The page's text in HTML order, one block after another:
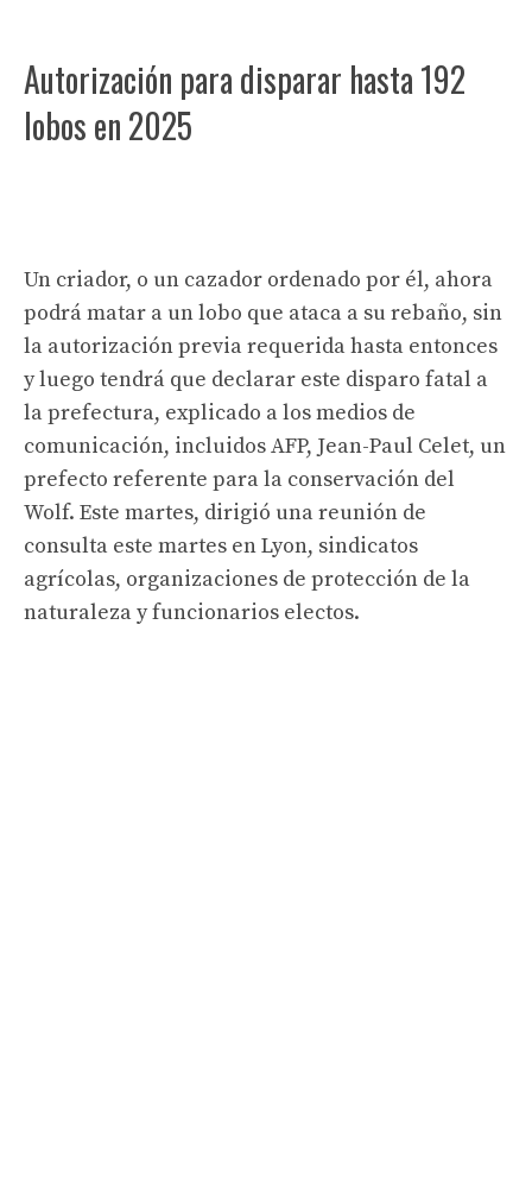
Autorización para disparar hasta 192
lobos en 2025
Un criador, o un cazador ordenado por él, ahora
podrá matar a un lobo que ataca a su rebaño, sin
la autorización previa requerida hasta entonces
y luego tendrá que declarar este disparo fatal a
la prefectura, explicado a los medios de
comunicación, incluidos AFP, Jean-Paul Celet, un
prefecto referente para la conservación del
Wolf. Este martes, dirigió una reunión de
consulta este martes en Lyon, sindicatos
agrícolas, organizaciones de protección de la
naturaleza y funcionarios electos.